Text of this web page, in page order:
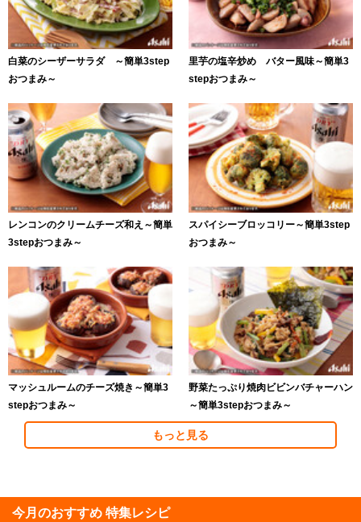
白菜のシーザーサラダ ～簡単3step
おつまみ～
里芋の塩辛炒め バター風味～簡単3
stepおつまみ～
レンコンのクリームチーズ和え～簡単
3stepおつまみ～
スパイシーブロッコリー～簡単3step
おつまみ～
マッシュルームのチーズ焼き～簡単3
stepおつまみ～
野菜たっぷり焼肉ビビンバチャーハン
～簡単3stepおつまみ～
もっと見る
今月のおすすめ 特集レシピ